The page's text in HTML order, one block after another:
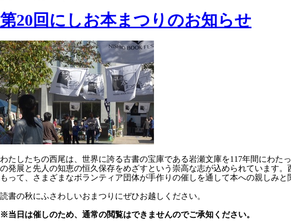
第20回にしお本まつりのお知らせ
わたしたちの西尾は、世界に誇る古書の宝庫である岩瀬文庫を117年間にわ
の発展と先人の知恵の恒久保存をめざすという崇高な志が込められています
もって、さまざまなボランティア団体が手作りの催しを通して本への親しみ
読書の秋にふさわしいおまつりにぜひお越しください。
※当日は催しのため、通常の閲覧はできませんのでご承知ください。